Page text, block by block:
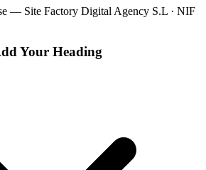
— Site Factory Digital Agency S.L · NIF
Your Heading